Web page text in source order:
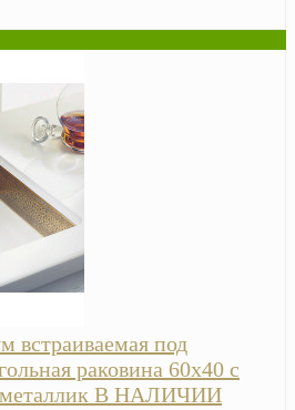
встраиваемая под
раковина 60х40 с
металлик В НАЛИЧИИ